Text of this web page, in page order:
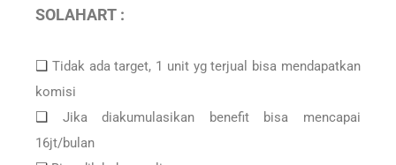
SOLAHART :
❑ Tidak ada target, 1 unit yg terjual bisa mendapatkan
komisi
❑ Jika diakumulasikan benefit bisa mencapai
16jt/bulan